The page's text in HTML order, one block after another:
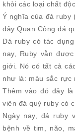
khỏi các loại chất độc.
Ý nghĩa của đá ruby
dây Quan Công đá
Đá ruby có tác
nay, Ruby vẫn
giới. Nó có tất cả
như là: màu sắc rực
Thêm vào đó đây
viên đá quý ruby có
Ngày nay, đá ruby
bệnh về tim, não,